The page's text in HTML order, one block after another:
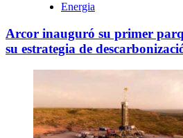
Energia
Arcor inauguró su primer
su estrategia de